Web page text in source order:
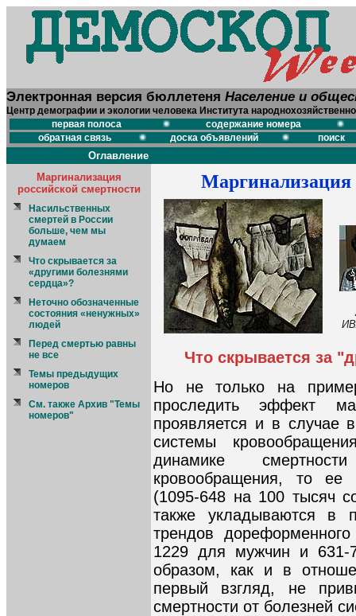
Электронная версия бюллетеня Население и
Центр демографии и экологии человека Института
первая полоса
содержание номера
обратная связь
доска объявлений поиск
Оглавление
Маргинализация
российской смертности
Насильственных
смертей в России
больше, чем мы
думаем
Что скрывается за
«другими болезнями
сердца»?
Неточно обозначенные
состояния «ненужных»
людей
Перед смертью равны
не все
Темы предыдущих
номеров
См. также Архив "Темы
номеров"
Маргинализация
Что скрывается за
Но не только на
проследить эффект
проявляется и в случае
системы
динамике
кровообращения, то ее
(1095-648 на 100 тысяч
также укладываются в
трендов
1229 для мужчин и
образом, как и в
первый взгляд, не
смертности от болезней